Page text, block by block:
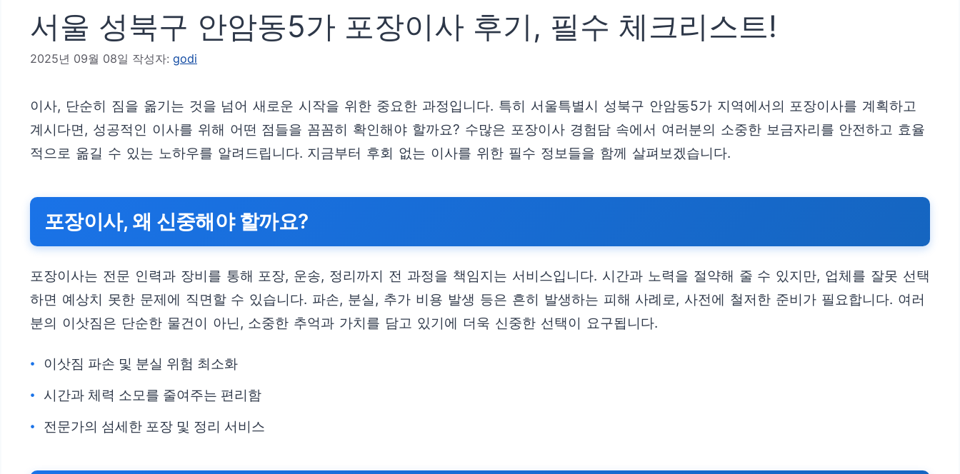
서울 성북구 안암동5가 포장이사 후기, 필수 체크리스트!
2025년 09월 08일 작성자: godi
이사, 단순히 짐을 옮기는 것을 넘어 새로운 시작을 위한 중요한 과정입니다. 특히 서울특별시 성북구 안암동5가 지역에서의 포장이사를 계획하고
계시다면, 성공적인 이사를 위해 어떤 점들을 꼼꼼히 확인해야 할까요? 수많은 포장이사 경험담 속에서 여러분의 소중한 보금자리를 안전하고 효율
적으로 옮길 수 있는 노하우를 알려드립니다. 지금부터 후회 없는 이사를 위한 필수 정보들을 함께 살펴보겠습니다.
포장이사, 왜 신중해야 할까요?
포장이사는 전문 인력과 장비를 통해 포장, 운송, 정리까지 전 과정을 책임지는 서비스입니다. 시간과 노력을 절약해 줄 수 있지만, 업체를 잘못 선택
하면 예상치 못한 문제에 직면할 수 있습니다. 파손, 분실, 추가 비용 발생 등은 흔히 발생하는 피해 사례로, 사전에 철저한 준비가 필요합니다. 여러
분의 이삿짐은 단순한 물건이 아닌, 소중한 추억과 가치를 담고 있기에 더욱 신중한 선택이 요구됩니다.
이삿짐 파손 및 분실 위험 최소화
시간과 체력 소모를 줄여주는 편리함
전문가의 섬세한 포장 및 정리 서비스